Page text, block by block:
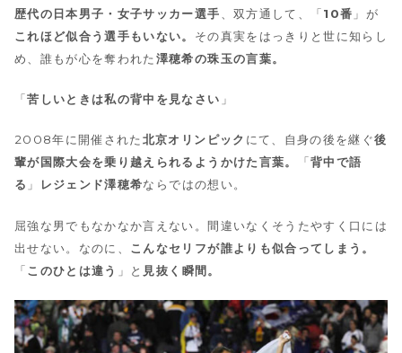
歴代の日本男子・女子サッカー選手 、双方通して、「10番 」が
これほど似合う選手もいない。 その真実をはっきりと世に知らし
め、誰もが心を奪われた澤穂希の珠玉の言葉。
「苦しいときは私の背中を見なさい 」
2008年に開催された北京オリンピック にて、自身の後を継ぐ後
輩が国際大会を乗り越えられるようかけた言葉。
「背中で語
る 」 レジェンド澤穂希ならではの想い。
屈強な男でもなかなか言えない。間違いなくそうたやすく口には
出せない。なのに、 こんなセリフが誰よりも似合ってしまう。
「このひとは違う 」と 見抜く瞬間。